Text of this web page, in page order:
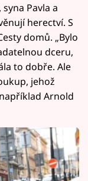
Pavla a
herectví. S
domů. „Bylo
dceru,
to dobře. Ale
jehož
Arnold